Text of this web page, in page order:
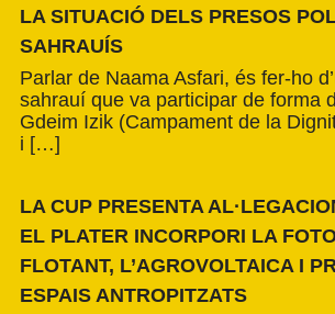
LA SITUACIÓ DELS PRESOS
SAHRAUÍS
Parlar de Naama Asfari, és fer-ho
sahrauí que va participar de forma
Gdeim Izik (Campament de la
i […]
LA CUP PRESENTA
EL PLATER INCORPORI LA
FLOTANT, L’AGROVOLTAICA I
ESPAIS ANTROPITZATS